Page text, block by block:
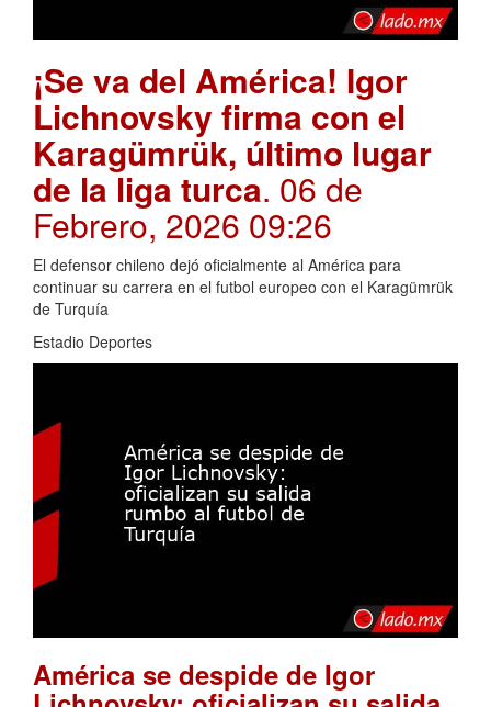
¡Se va del América! Igor
Lichnovsky firma con el
Karagümrük, último lugar
de la liga turca. 06 de
Febrero, 2026 09:26
El defensor chileno dejó oficialmente al América para
continuar su carrera en el futbol europeo con el Karagümrük
de Turquía
Estadio Deportes
América se despide de Igor